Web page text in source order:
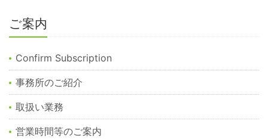
ご案内
Confirm Subscription
事務所のご紹介
取扱い業務
営業時間等のご案内